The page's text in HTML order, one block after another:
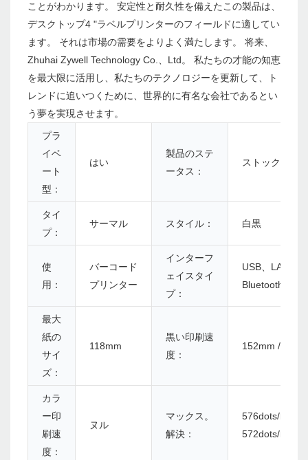
ことがわかります。 安定性と耐久性を備えたこの製品は、
デスクトップ4 "ラベルプリンターのフィールドに適してい
ます。 それは市場の需要をよりよく満たします。 将来、
Zhuhai Zywell Technology Co.、Ltd。 私たちの才能の知恵
を最大限に活用し、私たちのテクノロジーを更新して、ト
レンドに追いつくために、世界的に有名な会社であるとい
う夢を実現させます。
プラ
イベ
ート
型：
はい
製品のステ
ータス：
ストック
タイ
プ：
サーマル スタイル： 白黒
使
用：
バーコード
プリンター
インターフ
ェイスタイ
プ：
USB、LAN、
Bluetooth、
最大
紙の
サイ
ズ：
118mm
黒い印刷速
度：
152mm / s
カラ
ー印
刷速
度：
ヌル
マックス。
解決：
576dots/lineま
572dots/line